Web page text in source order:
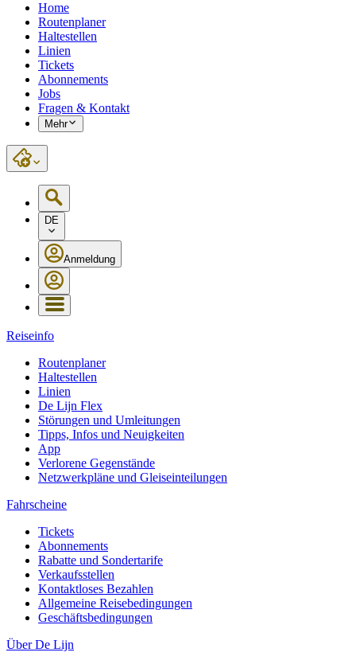
Home
Routenplaner
Haltestellen
Linien
Tickets
Abonnements
Jobs
Fragen & Kontakt
Mehr
DE
Anmeldung
Reiseinfo
Routenplaner
Haltestellen
Linien
De Lijn Flex
Störungen und Umleitungen
Tipps, Infos und Neuigkeiten
App
Verlorene Gegenstände
Netzwerkpläne und Gleiseinteilungen
Fahrscheine
Tickets
Abonnements
Rabatte und Sondertarife
Verkaufsstellen
Kontaktloses Bezahlen
Allgemeine Reisebedingungen
Geschäftsbedingungen
Über De Lijn